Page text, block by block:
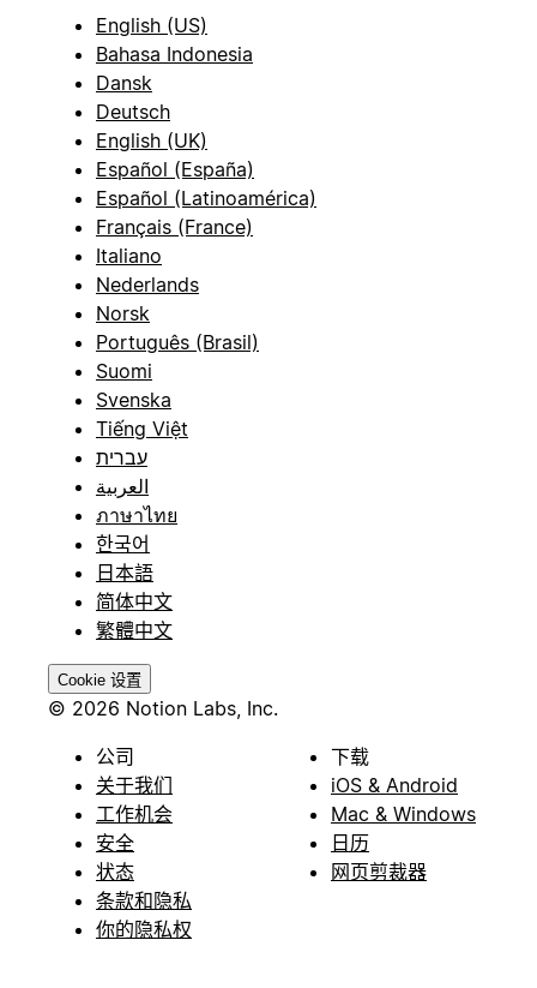
English (US)
Bahasa Indonesia
Dansk
Deutsch
English (UK)
Español (España)
Español (Latinoamérica)
Français (France)
Italiano
Nederlands
Norsk
Português (Brasil)
Suomi
Svenska
Tiếng Việt
עברית
العربية
ภาษาไทย
한국어
日本語
简体中文
繁體中文
Cookie 设置
© 2026 Notion Labs, Inc.
公司
关于我们
工作机会
安全
状态
条款和隐私
你的隐私权
下载
iOS & Android
Mac & Windows
日历
网页剪裁器